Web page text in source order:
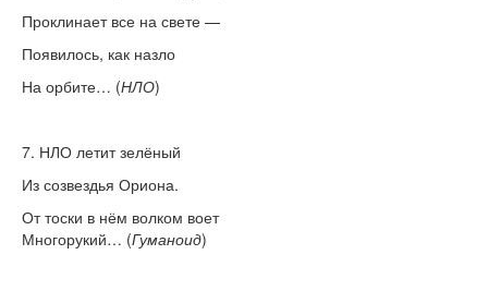
Проклинает все на свете —
Появилось, как назло
На орбите… (НЛО)
7. НЛО летит зелёный
Из созвездья Ориона.
От тоски в нём волком воет
Многорукий… (Гуманоид)